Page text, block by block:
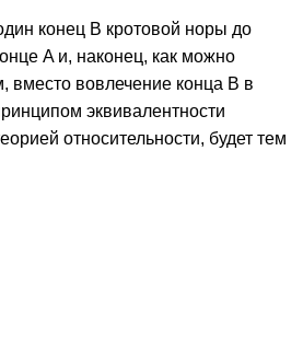
конец B кротовой норы до
A и, наконец, как можно
вместо вовлечение конца B в
эквивалентности
относительности, будет тем